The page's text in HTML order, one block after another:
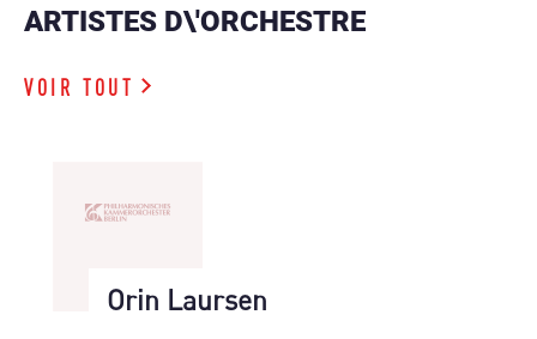
ARTISTES D\'ORCHESTRE
VOIR TOUT
Orin Laursen